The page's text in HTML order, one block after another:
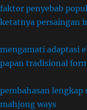
faktor penyebab
ketatnya persaingan
mengamati adaptasi
papan tradisional
pembahasan
mahjong ways